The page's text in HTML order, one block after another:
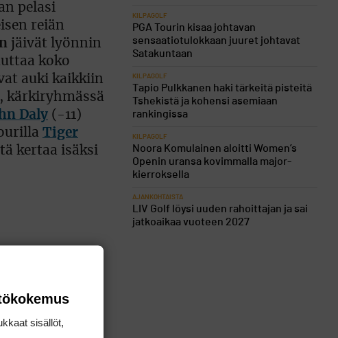
pelasi
reiän
jäivät lyönnin
koko
auki kaikkiin
kärkiryhmässä
Daly (-11)
Tiger
kertaa isäksi
kentällä
on vielä
KILPAGOLF
PGA Tourin kisaa johtavan
sensaatiotulokkaan juuret johtavat
Satakuntaan
KILPAGOLF
Tapio Pulkkanen haki tärkeitä pisteitä
Tshekistä ja kohensi asemiaan
rankingissa
KILPAGOLF
Noora Komulainen aloitti Women’s
Openin uransa kovimmalla major-
kierroksella
AJANKOHTAISTA
LIV Golf löysi uuden rahoittajan ja sai
jatkoaikaa vuoteen 2027
sisällöt,